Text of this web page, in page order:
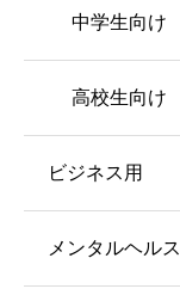
中学生向け
高校生向け
ビジネス用
メンタルヘルス